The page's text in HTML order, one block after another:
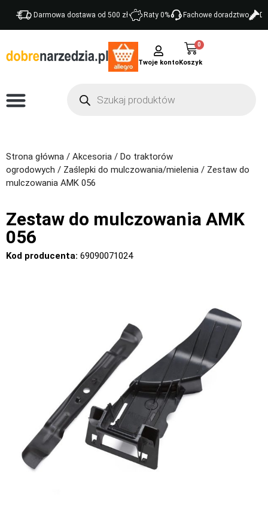
Darmowa dostawa od 500 zł Raty 0% Fachowe doradztwo
Twoje konto
0
Strona główna / Akcesoria / Do traktorów
ogrodowych / Zaślepki do mulczowania/mielenia / Zestaw do
mulczowania AMK 056
Zestaw do mulczowania AMK
056
Kod producenta: 69090071024